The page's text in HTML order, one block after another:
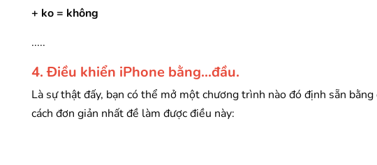
+ ko = không
.....
4. Điều khiển iPhone bằng...đầu.
Là sự thật đấy, bạn có thể mở một chương trình nào đó định sẵn
cách đơn giản nhất đề làm được điều này: